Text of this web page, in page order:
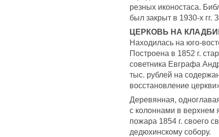
резных иконостаса.
был закрыт в 1930-х
ЦЕРКОВЬ НА
Находилась на юго-
Построена в 1852 г.
советника Евграфа
тыс. рублей на
восстановление
Деревянная,
с колоннами в верхнем
пожара 1854 г. своего
дедюхинскому собору.